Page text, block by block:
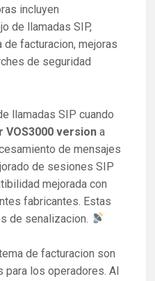
incluyen
de llamadas SIP,
facturacion, mejoras
de seguridad
llamadas SIP cuando
VOS3000 version a
de mensajes
de sesiones SIP
mejorada con
fabricantes. Estas
de senalizacion.
de facturacion son
los operadores. Al